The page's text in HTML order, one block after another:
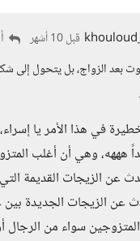
قبل 10 أشهر
بعد الزواج، بل يتحول إلى
في هذا الأمر يا
هههه، وهي أن أغلب
سواء من الرجال